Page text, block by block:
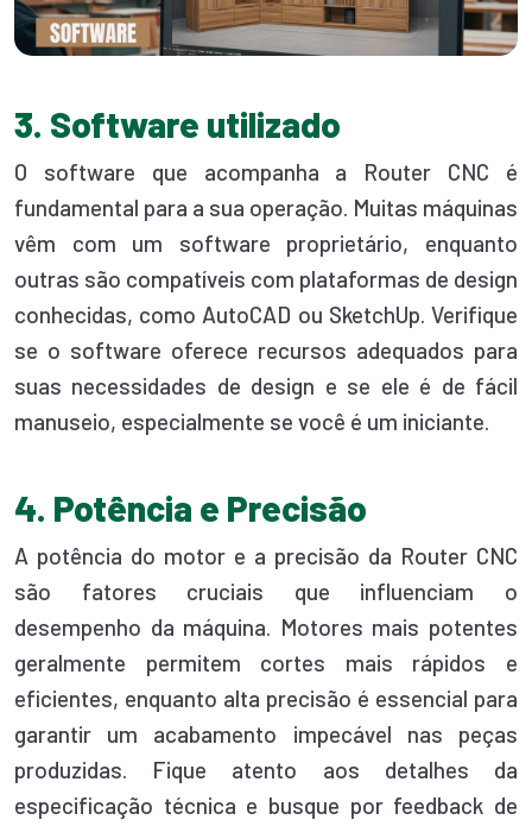
3. Software utilizado
O software que acompanha a Router CNC é
fundamental para a sua operação. Muitas máquinas
vêm com um software proprietário, enquanto
outras são compatíveis com plataformas de design
conhecidas, como AutoCAD ou SketchUp. Verifique
se o software oferece recursos adequados para
suas necessidades de design e se ele é de fácil
manuseio, especialmente se você é um iniciante.
4. Potência e Precisão
A potência do motor e a precisão da Router CNC
são fatores cruciais que influenciam o
desempenho da máquina. Motores mais potentes
geralmente permitem cortes mais rápidos e
eficientes, enquanto alta precisão é essencial para
garantir um acabamento impecável nas peças
produzidas. Fique atento aos detalhes da
especificação técnica e busque por feedback de